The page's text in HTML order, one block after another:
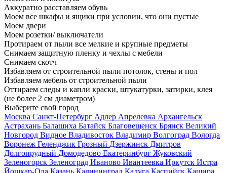
Аккуратно расставляем обувь
Моем все шкафы и ящики при условии, что они пустые
Моем двери
Моем розетки/ выключатели
Протираем от пыли все мелкие и крупные предметы
Снимаем защитную пленку и чехлы с мебели
Снимаем скотч
Избавляем от строительной пыли потолок, стены и пол
Избавляем мебель от строительной пыли
Оттираем следы и капли краски, штукатурки, затирки, клея
(не более 2 см диаметром)
Выберите свой город
Москва Санкт-Петербург Адлер Апрелевка Архангельск
Астрахань Балашиха Батайск Благовещенск Брянск Великий
Новгород Видное Владивосток Владимир Волгоград Вологда
Воронеж Геленджик Грозный Дзержинск Дмитров
Долгопрудный Домодедово Екатеринбург Жуковский
Зеленогорск Зеленоград Иваново Ивантеевка Иркутск Истра
Йошкар-Ола Казань Калининград Калуга Каспийск Кашира